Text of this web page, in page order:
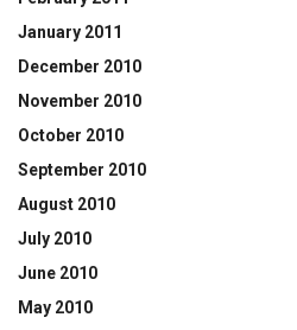
January 2011
December 2010
November 2010
October 2010
September 2010
August 2010
July 2010
June 2010
May 2010